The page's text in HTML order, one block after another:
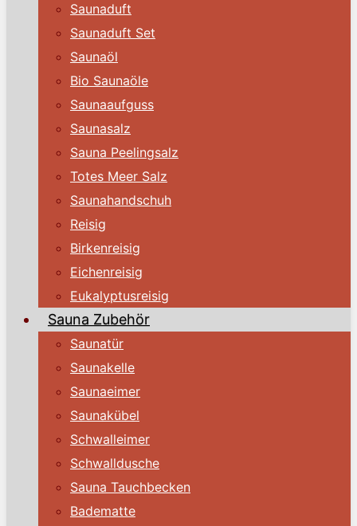
Saunaduft
Saunaduft Set
Saunaöl
Bio Saunaöle
Saunaaufguss
Saunasalz
Sauna Peelingsalz
Totes Meer Salz
Saunahandschuh
Reisig
Birkenreisig
Eichenreisig
Eukalyptusreisig
Sauna Zubehör
Saunatür
Saunakelle
Saunaeimer
Saunakübel
Schwalleimer
Schwalldusche
Sauna Tauchbecken
Badematte